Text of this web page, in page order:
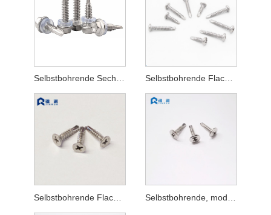
Selbstbohrende Flachkopfschraube aus Edelstahl
Selbstbohrende Flachkopfschraube aus Edelstahl